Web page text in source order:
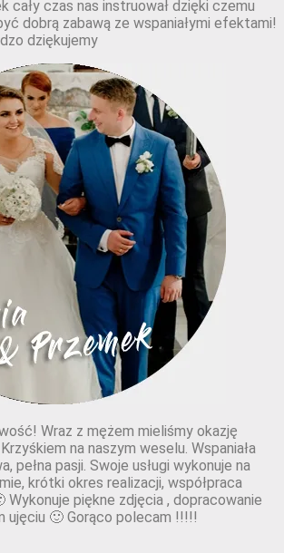
cały czas nas instruował dzięki czemu
dobrą zabawą ze wspaniałymi efektami!
dziękujemy
Wraz z mężem mieliśmy okazję
na naszym weselu. Wspaniała
pełna pasji. Swoje usługi wykonuje na
krótki okres realizacji, współpraca
Wykonuje piękne zdjęcia , dopracowanie
ujęciu 🙂 Gorąco polecam !!!!!